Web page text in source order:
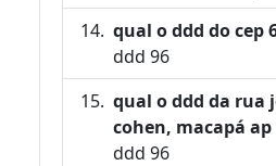
qual o ddd do cep
ddd 96
qual o ddd da rua
cohen, macapá ap
ddd 96